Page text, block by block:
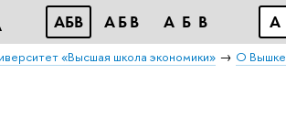
АБB АБB АБB А
«Высшая школа экономики» О Вышке